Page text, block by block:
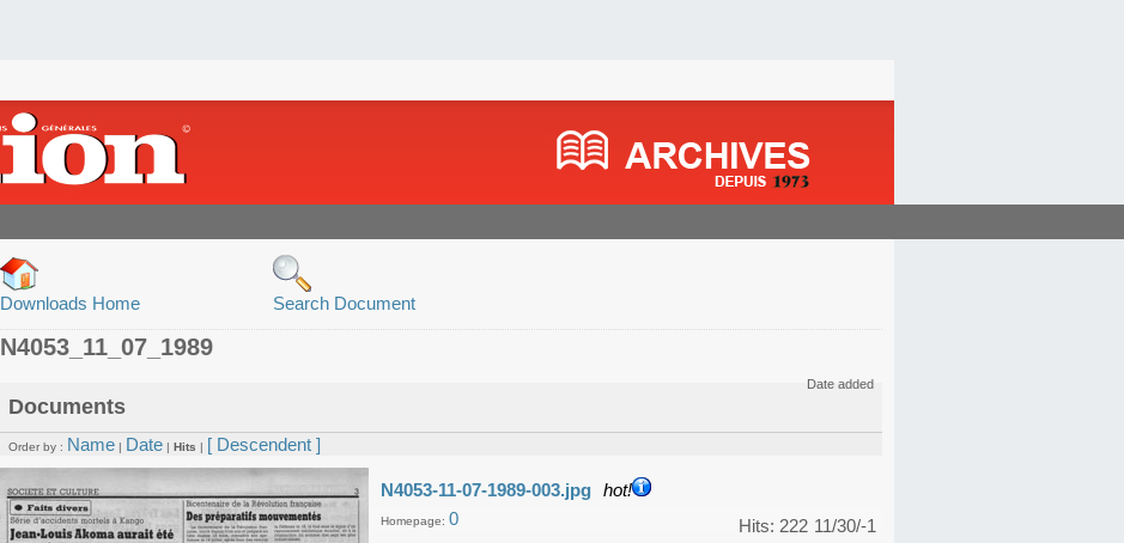
Downloads Home Search Document
N4053_11_07_1989
Documents
Date added
Order by : Name | Date | Hits | [ Descendent ]
N4053-11-07-1989-003.jpg hot!
11/30/-1
Hits: 222
Homepage: 0